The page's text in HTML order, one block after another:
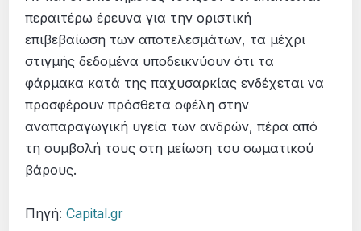
περαιτέρω έρευνα για την οριστική
επιβεβαίωση των αποτελεσμάτων, τα μέχρι
στιγμής δεδομένα υποδεικνύουν ότι τα
φάρμακα κατά της παχυσαρκίας ενδέχεται να
προσφέρουν πρόσθετα οφέλη στην
αναπαραγωγική υγεία των ανδρών, πέρα από
τη συμβολή τους στη μείωση του σωματικού
βάρους.
Πηγή:Capital.gr